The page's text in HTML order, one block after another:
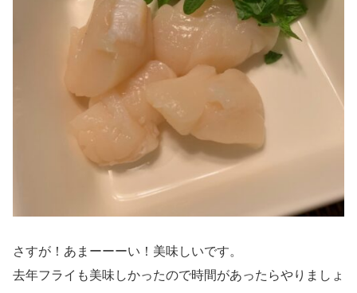
さすが！あまーーーい！美味しいです。
去年フライも美味しかったので時間があったらやりましょ